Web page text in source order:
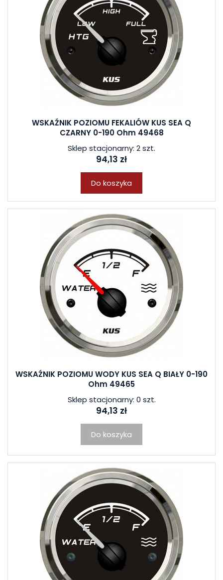
WSKAŹNIK POZIOMU FEKALIÓW KUS SEA Q
CZARNY 0-190 Ohm 49468
Sklep stacjonarny: 2 szt.
94,13 zł
Do koszyka
WSKAŹNIK POZIOMU WODY KUS SEA Q BIAŁY 0-190
Ohm 49465
Sklep stacjonarny: 0 szt.
94,13 zł
Do koszyka